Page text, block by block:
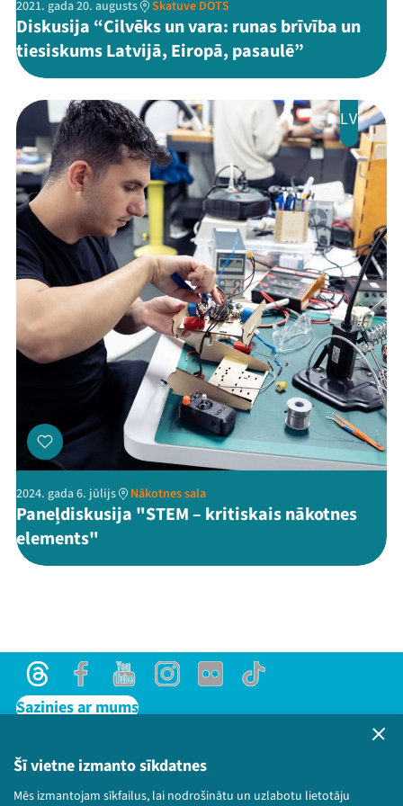
Šī vietne izmanto sīkdatnes
Mēs izmantojam sīkfailus, lai nodrošinātu un uzlabotu lietotāju
2021. gada 20. augusts Skatuve DOTS
Diskusija “Cilvēks un vara: runas brīvība un
tiesiskums Latvijā, Eiropā, pasaulē”
LV
2024. gada 6. jūlijs Nākotnes sala
Paneļdiskusija "STEM – kritiskais nākotnes
elements"
ThreadsFacebookYoutubeInstagram
Flick TikTok
Sazinies ar mums
Lietošanas noteikumi un sīkdatņu politika
Bērnu aizsardzības politika